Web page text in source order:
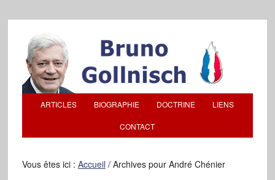
ARTICLES BIOGRAPHIE DOCTRINE LIENS
CONTACT
Vous êtes ici : Accueil /Archives pour André Chénier